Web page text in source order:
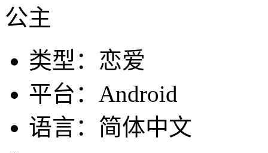
类型：恋爱
平台：Android
语言：简体中文